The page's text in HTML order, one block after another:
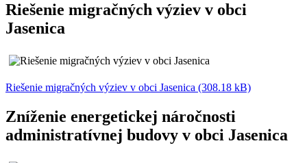
Riešenie migračných výziev v obci
Jasenica
Riešenie migračných výziev v obci Jasenica (308.18 kB)
Zníženie energetickej náročnosti
administratívnej budovy v obci Jasenica